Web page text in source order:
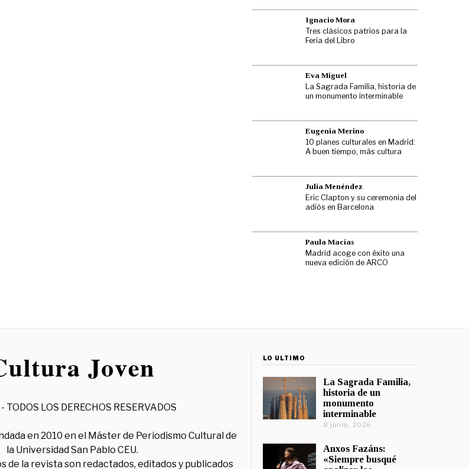
Ignacio Mora
Tres clásicos patrios para la
Feria del Libro
Eva Miguel
La Sagrada Familia, historia de
un monumento interminable
Eugenia Merino
10 planes culturales en Madrid:
A buen tiempo, más cultura
Julia Menéndez
Eric Clapton y su ceremonia del
adiós en Barcelona
Paula Macías
Madrid acoge con éxito una
nueva edición de ARCO
TODOS LOS DERECHOS RESERVADOS
en 2010 en el Máster de Periodismo Cultural de
la Universidad San Pablo CEU.
de la revista son redactados, editados y publicados
LO ÚLTIMO
La Sagrada Familia,
historia de un
monumento
interminable
8 junio, 2026
Anxos Fazáns:
«Siempre busqué